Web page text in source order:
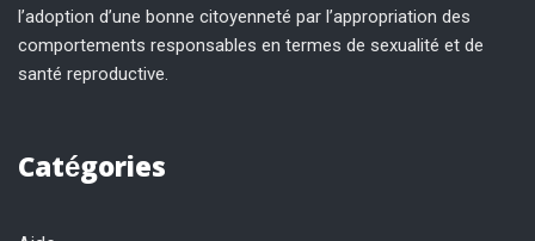
l’adoption d’une bonne citoyenneté par l’appropriation des
comportements responsables en termes de sexualité et de
santé reproductive.
Catégories